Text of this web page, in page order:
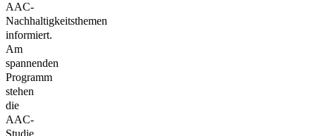
AAC-
Nachhaltigkeitsthemen
informiert.
Am
spannenden
Programm
stehen
die
AAC-